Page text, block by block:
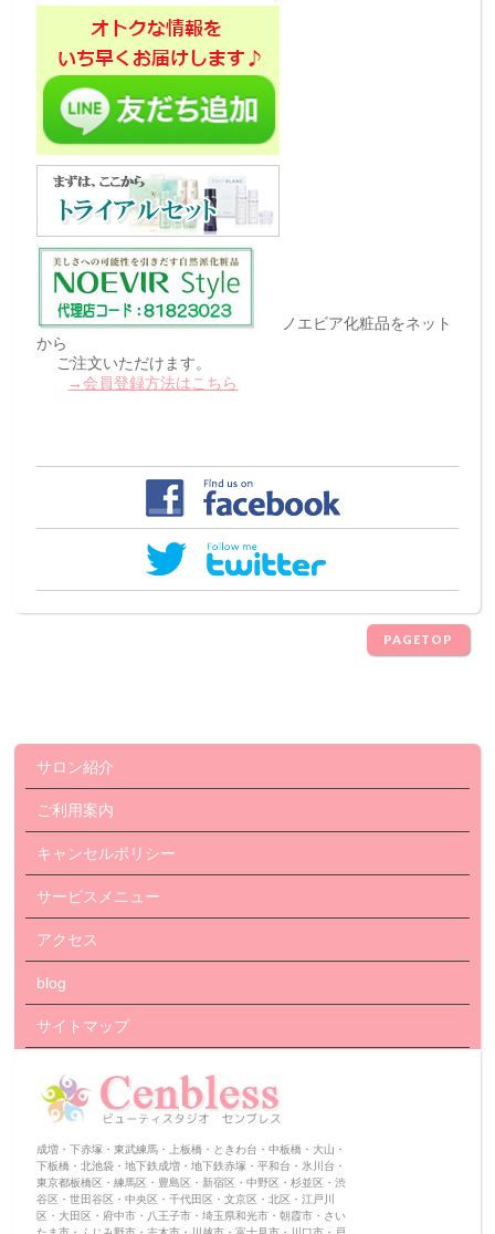
ノエビア化粧品をネット
から
ご注文いただけます。
→会員登録方法はこちら
PAGETOP
サロン紹介
ご利用案内
キャンセルポリシー
サービスメニュー
アクセス
blog
サイトマップ
成増・下赤塚・東武練馬・上板橋・ときわ台・中板橋・大山・
下板橋・北池袋・地下鉄成増・地下鉄赤塚・平和台・氷川台・
東京都板橋区・練馬区・豊島区・新宿区・中野区・杉並区・渋
谷区・世田谷区・中央区・千代田区・文京区・北区・江戸川
区・大田区・府中市・八王子市・埼玉県和光市・朝霞市・さい